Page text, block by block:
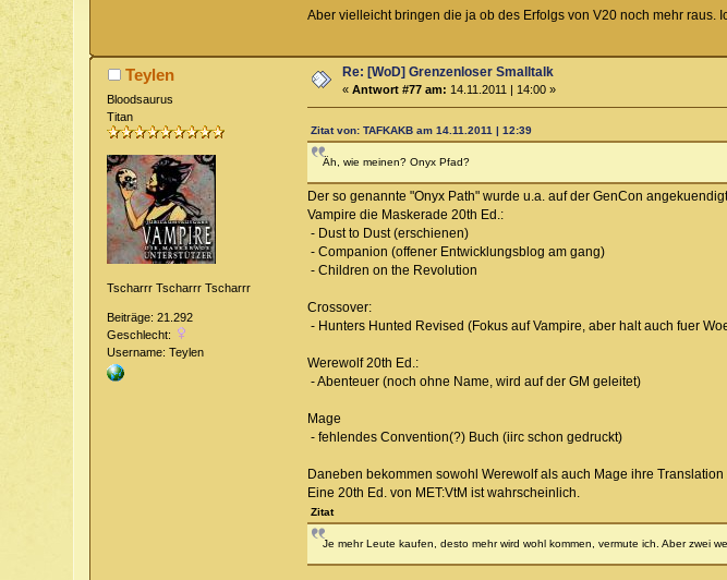
Aber vielleicht bringen die ja ob des Erfolgs von V20 noch mehr raus.
Teylen
Bloodsaurus
Titan
Tscharrr Tscharrr Tscharrr
Beiträge: 21.292
Geschlecht:
Username: Teylen
Re: [WoD] Grenzenloser Smalltalk
«Antwort #77 am: 14.11.2011 | 14:00 »
Zitat von: TAFKAKB am 14.11.2011 | 12:39
Äh, wie meinen? Onyx Pfad?
Der so genannte "Onyx Path" wurde u.a. auf der GenCon
Vampire die Maskerade 20th Ed.:
- Dust to Dust (erschienen)
- Companion (offener Entwicklungsblog am gang)
- Children on the Revolution
Crossover:
- Hunters Hunted Revised (Fokus auf Vampire, aber halt auch fuer
Werewolf 20th Ed.:
- Abenteuer (noch ohne Name, wird auf der GM geleitet)
Mage
- fehlendes Convention(?) Buch (iirc schon gedruckt)
Daneben bekommen sowohl Werewolf als auch Mage ihre Translation
Eine 20th Ed. von MET:VtM ist wahrscheinlich.
Zitat
Je mehr Leute kaufen, desto mehr wird wohl kommen, vermute ich. Aber zwei